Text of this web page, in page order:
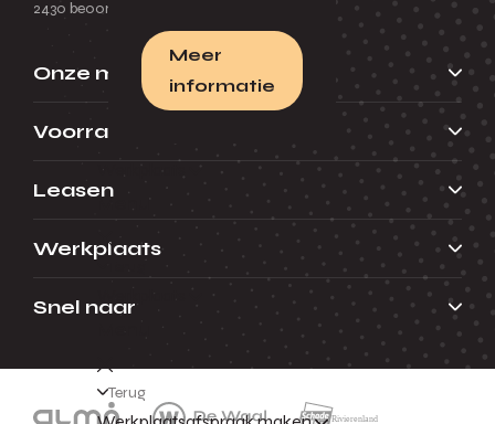
Meer
informatie
Menu
Terug
2430 beoordelingen
Onze merken
Voorraad
Leasen
Werkplaats
Snel naar